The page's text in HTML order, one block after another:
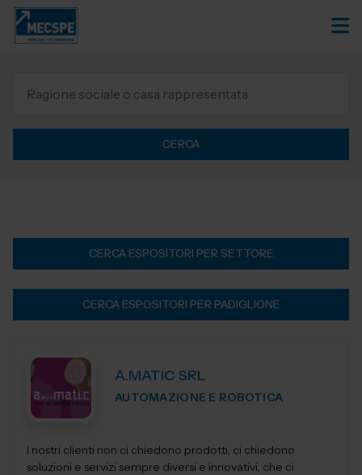
CERCA
CERCA ESPOSITORI PER SETTORE
CERCA ESPOSITORI PER PADIGLIONE
A.MATIC SRL
AUTOMAZIONE E ROBOTICA
I nostri clienti non ci chiedono prodotti, ci chiedono
soluzioni e servizi sempre diversi e innovativi, che ci